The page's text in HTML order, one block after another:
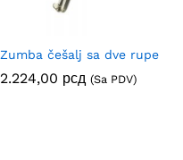
Zumba češalj sa dve rupe
2.224,00 рсд (Sa PDV)